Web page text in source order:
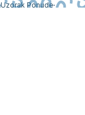
Uzorak Ponude